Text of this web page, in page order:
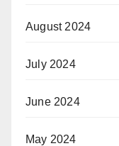
August 2024
July 2024
June 2024
May 2024